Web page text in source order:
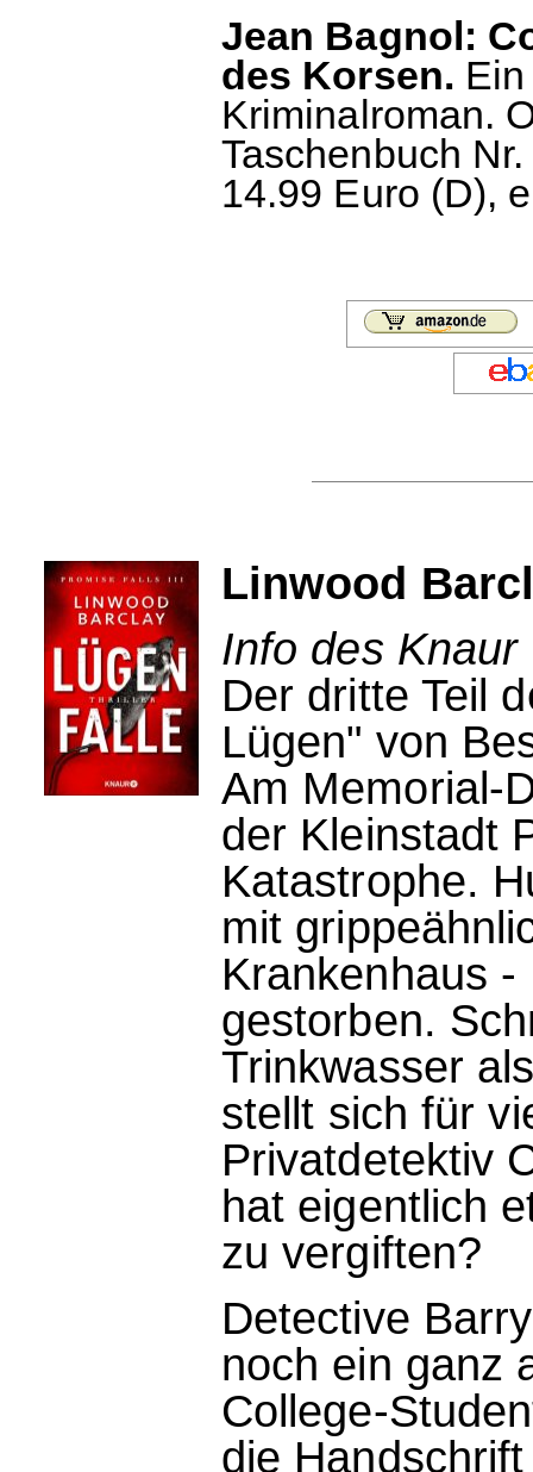
Jean Bagnol:
des Korsen.
Kriminalroman.
Taschenbuch
14.99 Euro (D),
Linwood
Info des Knaur
Der dritte Teil
Lügen" von
Am Memorial-
der Kleinstadt
Katastrophe.
mit
Krankenhaus
gestorben.
Trinkwasser
stellt sich für
Privatdetektiv
hat eigentlich
zu vergiften?
Detective
noch ein ganz
College-
die